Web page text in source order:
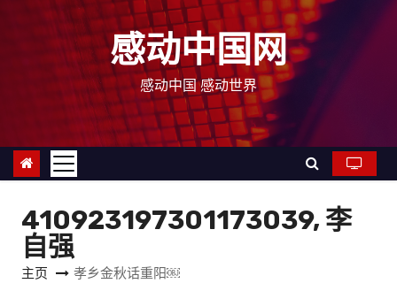
感动中国网
感动中国 感动世界
410923197301173039, 李
自强
主页 孝乡金秋话重阳￼